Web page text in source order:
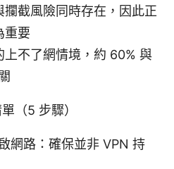
截風險同時存在，因此正
重要
上不了網情境，約 60% 與
（5 步驟）
網路：確保並非 VPN 持